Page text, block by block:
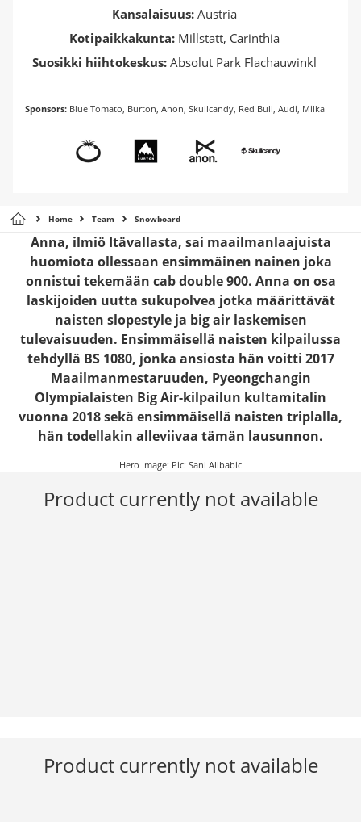
Kansalaisuus: Austria
Kotipaikkakunta: Millstatt, Carinthia
Suosikki hiihtokeskus: Absolut Park Flachauwinkl
Sponsors:Blue Tomato, Burton, Anon, Skullcandy, Red Bull, Audi, Milka
Home Team Snowboard
Anna, ilmiö Itävallasta, sai maailmanlaajuista
huomiota ollessaan ensimmäinen nainen joka
onnistui tekemään cab double 900. Anna on osa
laskijoiden uutta sukupolvea jotka määrittävät
naisten slopestyle ja big air laskemisen
tulevaisuuden. Ensimmäisellä naisten kilpailussa
tehdyllä BS 1080, jonka ansiosta hän voitti 2017
Maailmanmestaruuden, Pyeongchangin
Olympialaisten Big Air-kilpailun kultamitalin
vuonna 2018 sekä ensimmäisellä naisten triplalla,
hän todellakin alleviivaa tämän lausunnon.
Hero Image: Pic: Sani Alibabic
Product currently not available
Product currently not available